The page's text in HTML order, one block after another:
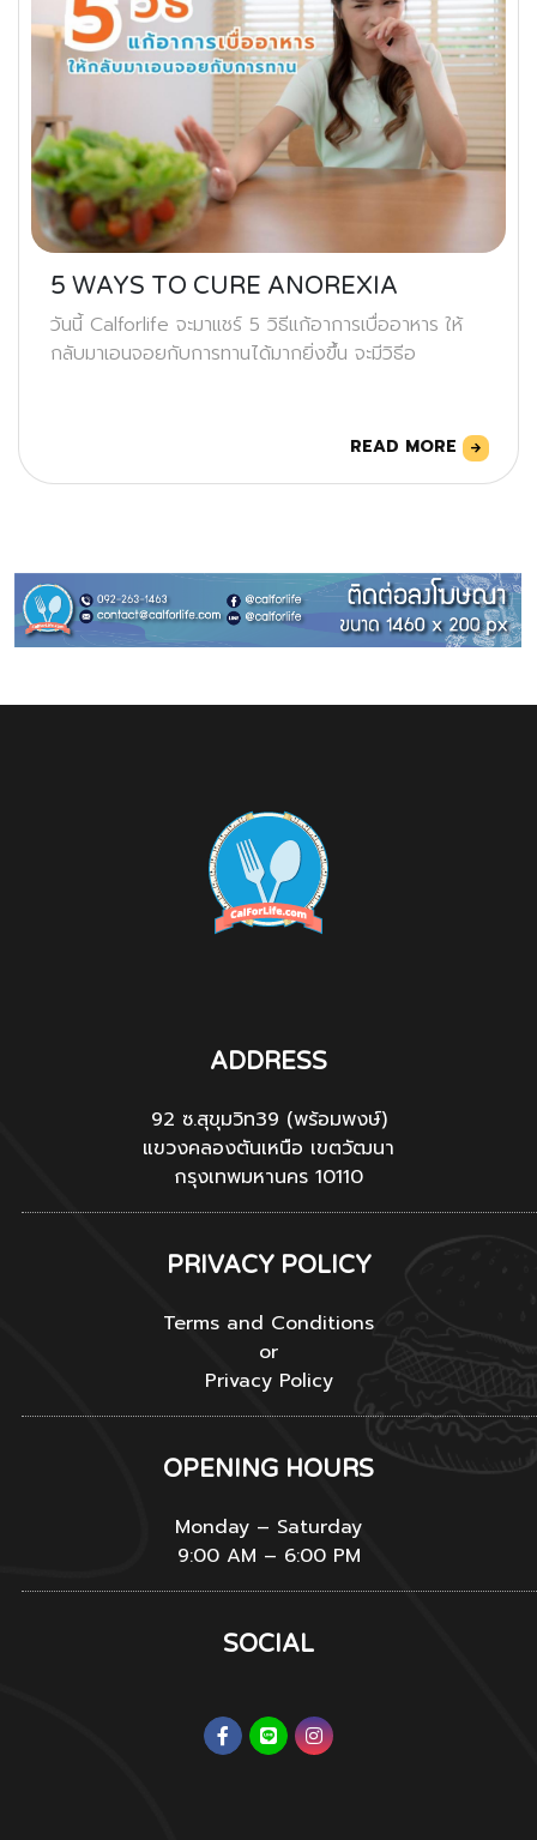
5 WAYS TO CURE ANOREXIA
วันนี้ Calforlife จะมาแชร์ 5 วิธีแก้อาการเบื่ออาหาร ให้
กลับมาเอนจอยกับการทานได้มากยิ่งขึ้น จะมีวิธีอ
READ MORE
ADDRESS
92 ซ.สุขุมวิท39 (พร้อมพงษ์)
แขวงคลองตันเหนือ เขตวัฒนา
กรุงเทพมหานคร 10110
PRIVACY POLICY
Terms and Conditions
or
Privacy Policy
OPENING HOURS
Monday – Saturday
9:00 AM – 6:00 PM
SOCIAL